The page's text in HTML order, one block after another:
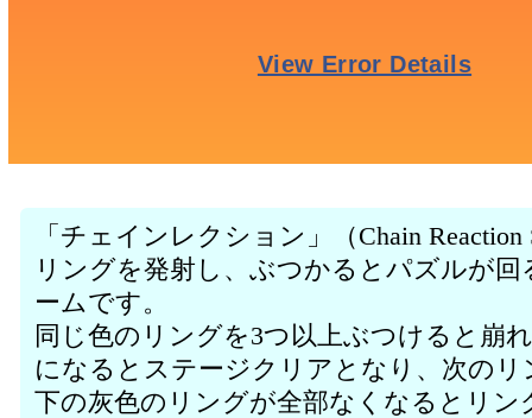
「チェインレクション」（Chain
リングを発射し、ぶつかるとパズルが
ームです。
同じ色のリングを3つ以上ぶつけると崩
になるとステージクリアとなり、次の
下の灰色のリングが全部なくなるとリン